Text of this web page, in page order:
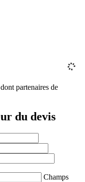
dont partenaires de
du devis
Champs